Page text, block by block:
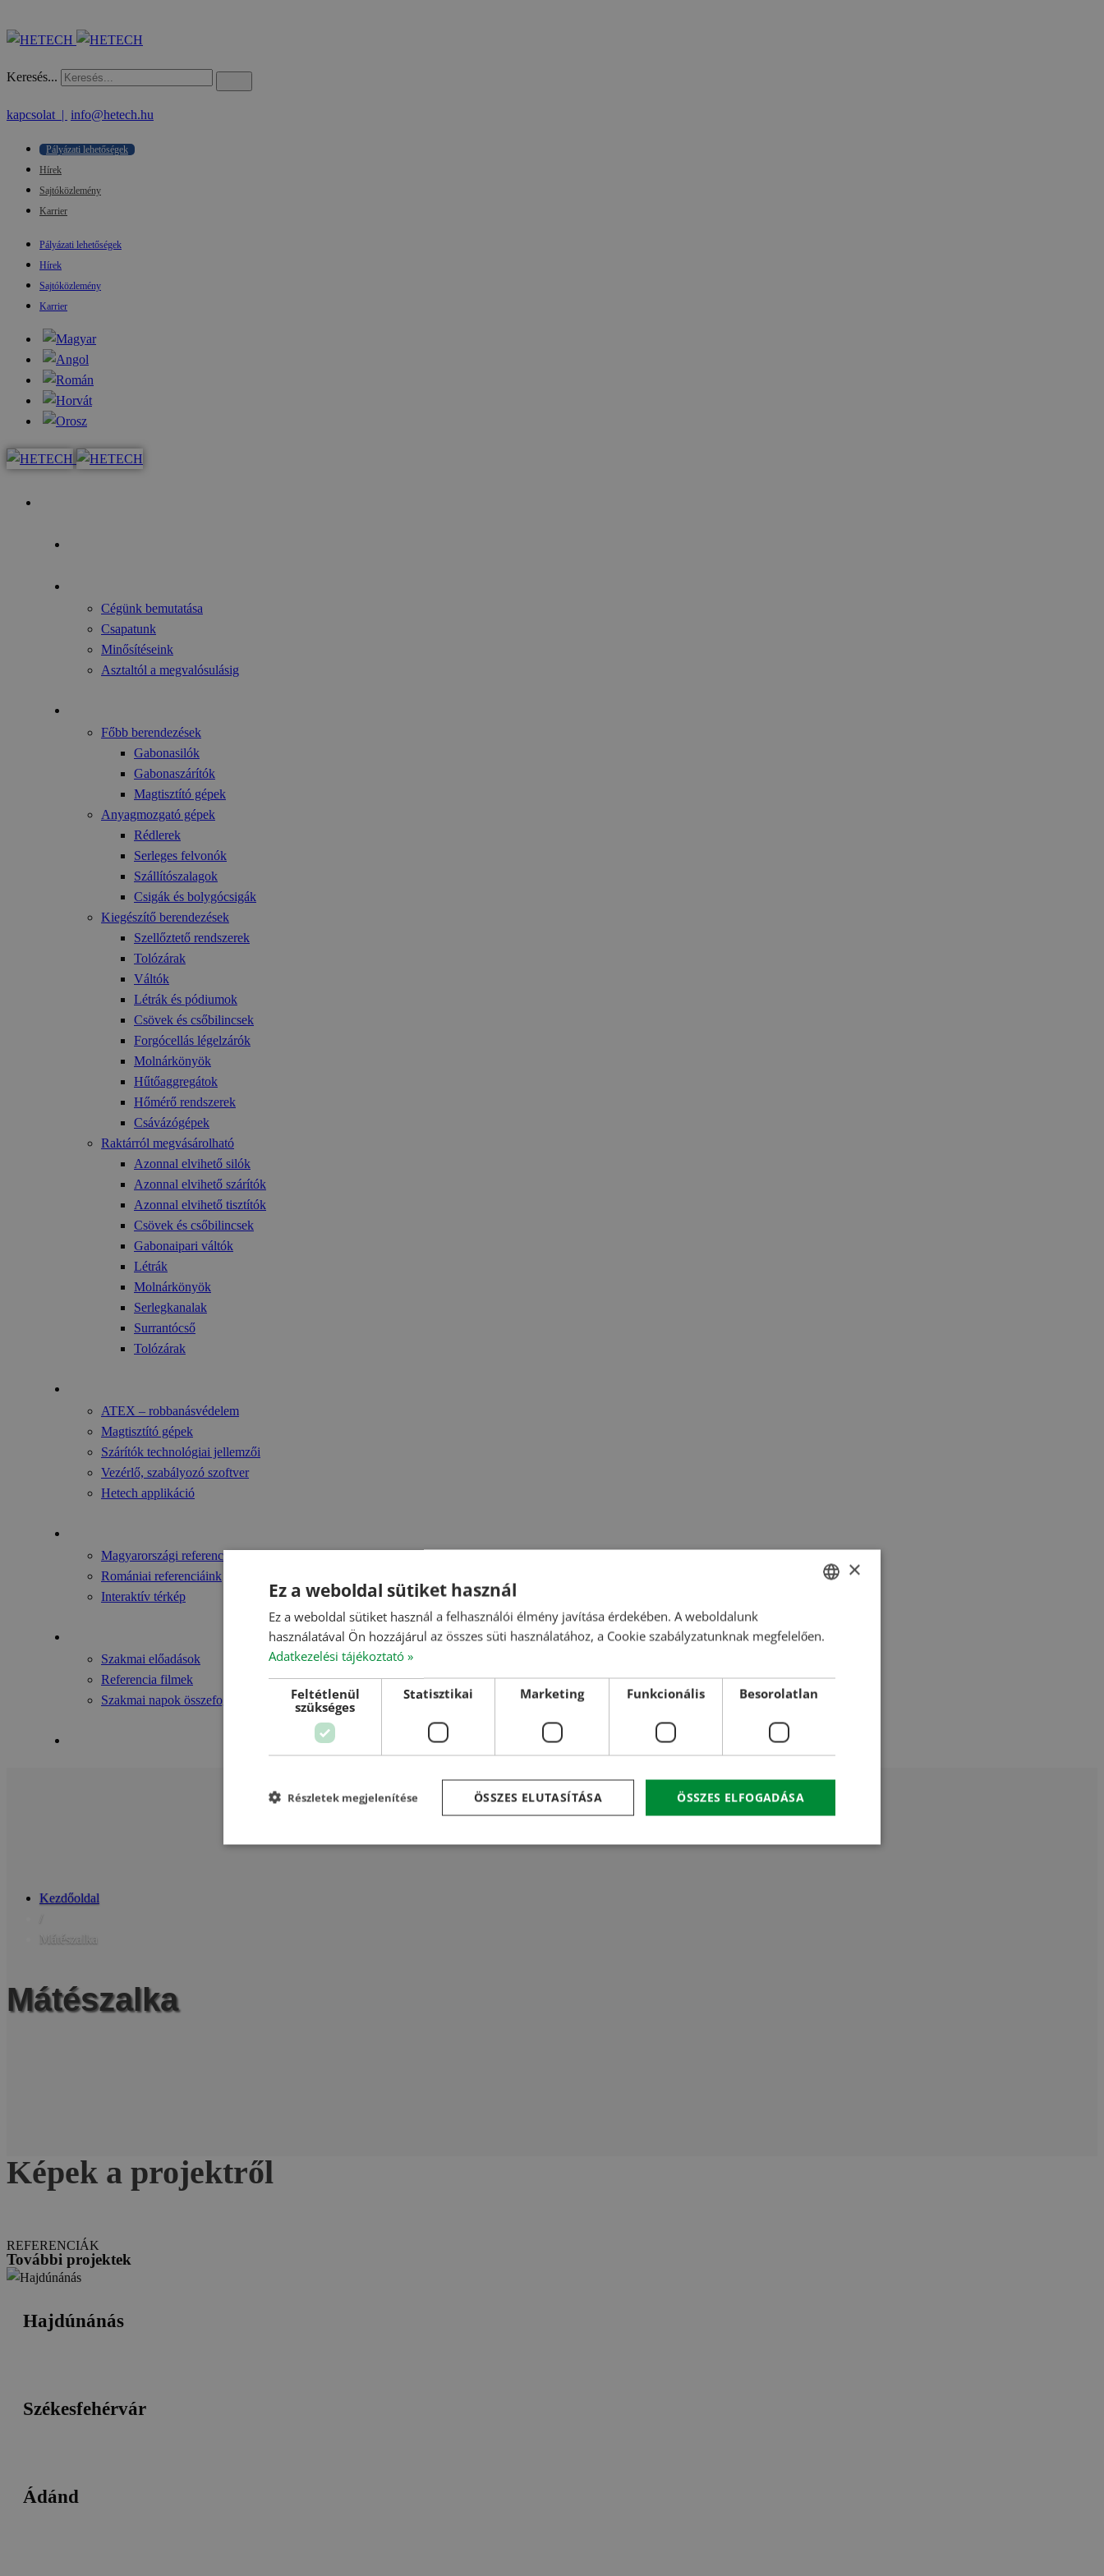
Keresés...
kapcsolat | info@hetech.hu
Pályázati lehetőségek
Hírek
Sajtóközlemény
Karrier
Pályázati lehetőségek
Hírek
Sajtóközlemény
Karrier
Cégünk bemutatása
Csapatunk
Minősítéseink
Asztaltól a megvalósulásig
Főbb berendezések
Gabonasilók
Gabonaszárítók
Magtisztító gépek
Anyagmozgató gépek
Rédlerek
Serleges felvonók
Szállítószalagok
Csigák és bolygócsigák
Kiegészítő berendezések
Szellőztető rendszerek
Tolózárak
Váltók
Létrák és pódiumok
Csövek és csőbilincsek
Forgócellás légelzárók
Molnárkönyök
Hűtőaggregátok
Hőmérő rendszerek
Csávázógépek
Raktárról megvásárolható
Azonnal elvihető silók
Azonnal elvihető szárítók
Azonnal elvihető tisztítók
Csövek és csőbilincsek
Gabonaipari váltók
Létrák
Molnárkönyök
Serlegkanalak
Surrantócső
Tolózárak
ATEX – robbanásvédelem
Magtisztító gépek
Szárítók technológiai jellemzői
Vezérlő, szabályozó szoftver
Hetech applikáció
Magyarországi referenciáink
Romániai referenciáink
Interaktív térkép
Szakmai előadások
Referencia filmek
Szakmai napok összefoglalói/egyebek
Kezdőoldal
Mátészalka
Mátészalka
Képek a projektről
REFERENCIÁK
További projektek
Hajdúnánás
Székesfehérvár
Ádánd
ENGLISH
CROATIAN
×
Ez a weboldal sütiket használ
Ez a weboldal sütiket használ a felhasználói élmény javítása érdekében. A weboldalunk
használatával Ön hozzájárul az összes süti használatához, a Cookie szabályzatunknak megfelelően.
Adatkezelési tájékoztató »
Feltétlenül
szükséges
Statisztikai Marketing Funkcionális Besorolatlan
ÖSSZES ELFOGADÁSA
ÖSSZES ELUTASÍTÁSA
Részletek megjelenítése